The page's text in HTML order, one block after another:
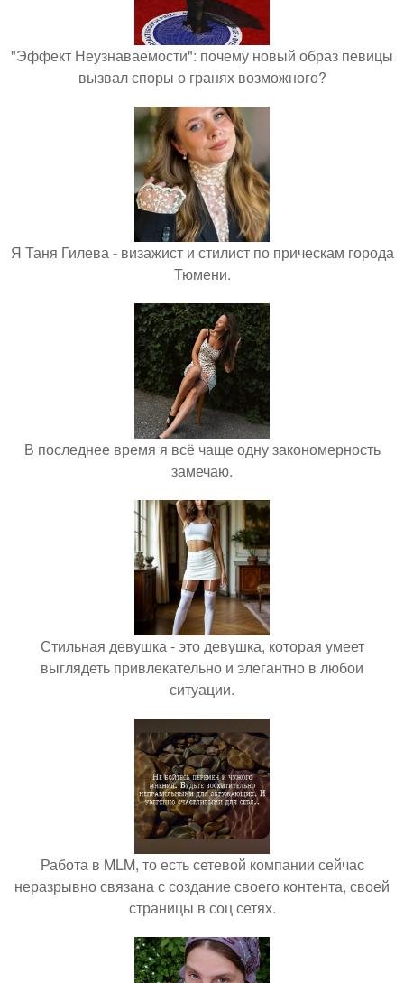
"Эффект Неузнаваемости": почему новый образ певицы
вызвал споры о гранях возможного?
Я Таня Гилева - визажист и стилист по прическам города
Тюмени.
В последнее время я всё чаще одну закономерность
замечаю.
Стильная девушка - это девушка, которая умеет
выглядеть привлекательно и элегантно в любои
ситуации.
Работа в MLM, то есть сетевой компании сейчас
неразрывно связана с создание своего контента, своей
страницы в соц сетях.